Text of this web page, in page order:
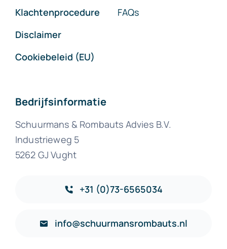
Klachtenprocedure
Disclaimer
Cookiebeleid (EU)
FAQs
Bedrijfsinformatie
Schuurmans & Rombauts Advies B.V.
Industrieweg 5
5262 GJ Vught
+31 (0)73-6565034
info@schuurmansrombauts.nl